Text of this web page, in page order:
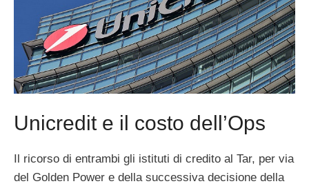
Unicredit e il costo dell’Ops
Il ricorso di entrambi gli istituti di credito al Tar, per via
del Golden Power e della successiva decisione della